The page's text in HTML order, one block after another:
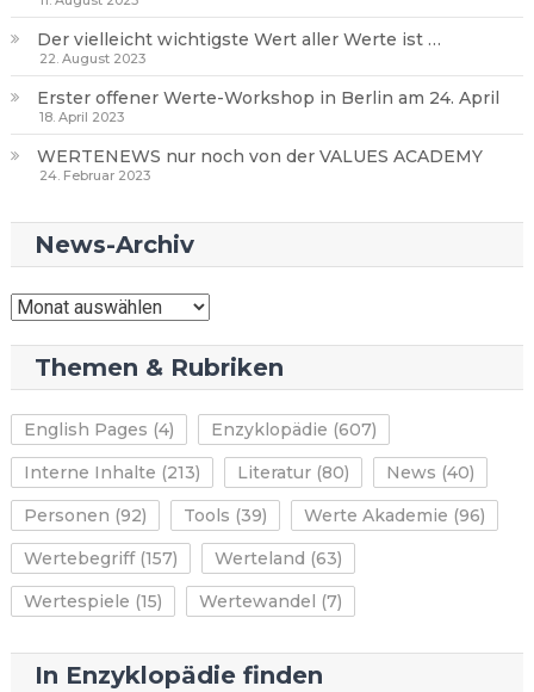
Der vielleicht wichtigste Wert aller Werte ist …
22. August 2023
Erster offener Werte-Workshop in Berlin am 24. April
18. April 2023
WERTENEWS nur noch von der VALUES ACADEMY
24. Februar 2023
News-Archiv
News-
Themen & Rubriken
English Pages (4) Enzyklopädie (607)
Interne Inhalte (213) Literatur(80) News (40)
Personen (92) Tools (39) Werte Akademie (96)
Wertebegriff(157) Werteland (63)
Wertespiele (15) Wertewandel (7)
In Enzyklopädie finden